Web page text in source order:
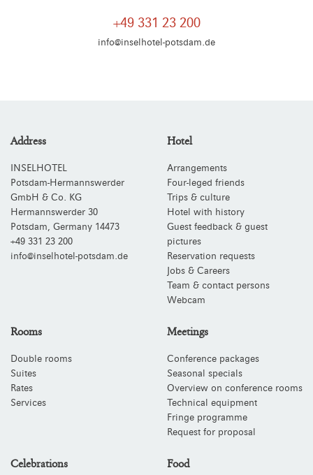
+49 331 23 200
info@inselhotel-potsdam.de
Address
INSELHOTEL
Potsdam-Hermannswerder
GmbH & Co. KG
Hermannswerder 30
Potsdam, Germany 14473
+49 331 23 200
info@inselhotel-potsdam.de
Hotel
Arrangements
Four-leged friends
Trips & culture
Hotel with history
Guest feedback & guest
pictures
Reservation requests
Jobs & Careers
Team & contact persons
Webcam
Rooms
Double rooms
Suites
Rates
Services
Meetings
Conference packages
Seasonal specials
Overview on conference rooms
Technical equipment
Fringe programme
Request for proposal
Celebrations Food